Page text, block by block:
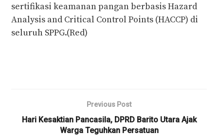
sertifikasi keamanan pangan berbasis Hazard
Analysis and Critical Control Points (HACCP) di
seluruh SPPG.(Red)
Previous Post
Hari Kesaktian Pancasila, DPRD Barito Utara Ajak
Warga Teguhkan Persatuan